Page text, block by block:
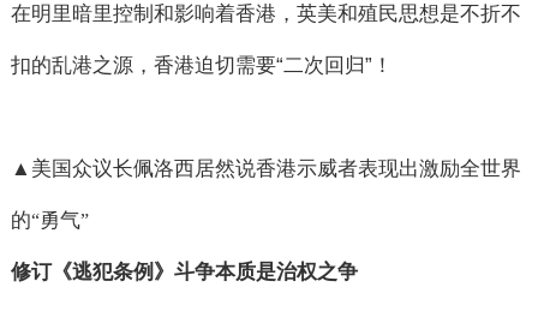
在明里暗里控制和影响着香港，英美和殖民思想是不折不
扣的乱港之源，香港迫切需要“二次回归” ！
▲ 美国众议长佩洛西居然说香港示威者表现出激励全世界
的“勇气”
修订《逃犯条例》斗争本质是治权之争